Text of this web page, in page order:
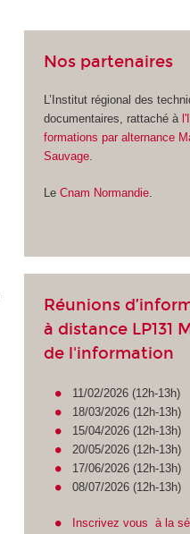
Nos partenaires
L’Institut régional des
documentaires, rattaché à
formations par alternance
Sauvage.
Le Cnam Normandie.
Réunions
à distance LP131
de l'information
11/02/2026 (12h-13h)
18/03/2026 (12h-13h)
15/04/2026 (12h-13h)
20/05/2026 (12h-13h)
17/06/2026 (12h-13h)
08/07/2026 (12h-13h)
Inscrivez vous à la